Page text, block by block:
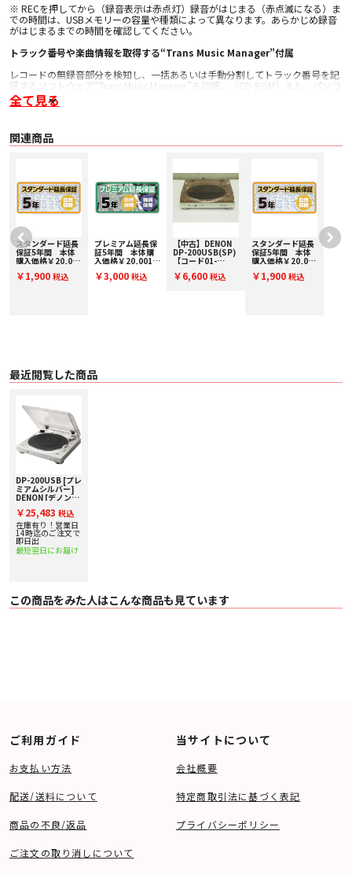
※ RECを押してから（録音表示は赤点灯）録音がはじまる（赤点滅になる）ま
での時間は、USBメモリーの容量や種類によって異なります。あらかじめ録音
がはじまるまでの時間を確認してください。
トラック番号や楽曲情報を取得する“Trans Music Manager”付属
レコードの無録音部分を検知し、一括あるいは手動分割してトラック番号を記
録するソフトウェア“Trans Music Manager”を同梱。（CD-ROM）また、パソコ
ンからGracenote 社のCDDB サーバにアクセスし、楽曲情報も取得することが
できます。
お手持ちのPCにインストールすることで、PC上でファイルの分割・楽曲情報
LINE接続のみのミニシステムやラジカセでもレコードをお楽しみいただける
PHONOイコライザー内蔵
（PHONOイコライザーのON、OFF切替え可能）
プレミアムシルバーとブラックの2タイプ MMカートリッジ付
フルオートプレーヤー
30cm、17cmのレコードサイズを選択すれば、自動的にアームが移動してレコ
ードを再生します。再生終了後は、アームが元に戻るフルオートシステムで
す。簡単操作で気軽にレコードの楽曲を楽しめます。
MusiCut™ for Denonも利用可能
USBメモリーに録音したMP3ファイルは、音楽ファイルユーティリティソフト
および曲間の無音部分での自動分割に対応。また、楽曲のデータを解析して
Gracenote社の音楽データベースから最適な楽曲情報を取得することができま
す。MusiCutTM for Denonはデノンのウェブサイトからお手持ちのWindowsパ
ソコンにダウンロードしてお使いください。
※ 対応OS：Windows 8、Windows 8.1 および Windows 10
〇 駆動方式 ／ベルトドライブ
〇 回転数／33・1/3、45rpm
〇 ワウ・フラッター／0.15%以下（W.R.M.S）
〇 ターンテーブル／アルミダイカスト
〇 トーンアーム／ダイナミックバランス形
〇 有効長／195mm
〇 カートリッジ／MM型
〇 適正針圧／3.5g
〇 Trans Music Manager（CD-ROM）対応OS／Microsoft Windows
※ “Trans Music Manager”は、トランステクノロジー株式会社の商標と登録商
標です。
Trans Music Manager for DENON 取扱説明書 4.95 MB 10/31/2010
MusiCut™ for Denon ソフトウェア 6.34 MB 07/22/2018
全て見る
関連商品
スタンダード延長
保証5年間 本体
購入価格￥20,001
SE30000
￥1,900 税込
プレミアム延長保
証5年間 本体購
入価格￥20,001～
PE30000
￥3,000 税込
【中古】DENON
DP-200USB(SP)
【コード01-
プレーヤー
￥6,600 税込
スタンダード延長
保証5年間 本体
購入価格￥20,001
SE30000
￥1,900 税込
最近閲覧した商品
DP-200USB [プレ
ミアムシルバー]
DENON [デノン]
ー 下取り査定額
20%アップ実施
中！
￥25,483 税込
在庫有り！営業日
14時迄のご注文で
即日出
最短翌日にお届け
この商品をみた人はこんな商品も見ています
ご利用ガイド
お支払い方法
配送/送料について
商品の不良/返品
ご注文の取り消しについて
当サイトについて
会社概要
特定商取引法に基づく表記
プライバシーポリシー